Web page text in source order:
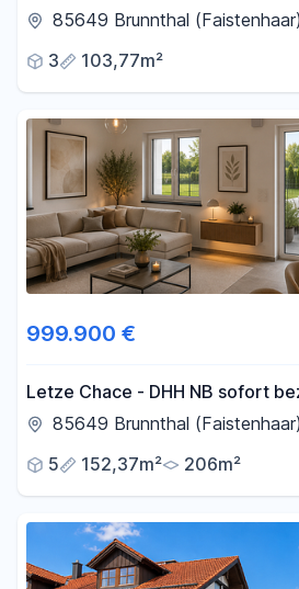
hochwertiger Küche
85649 Brunnthal (Faistenhaar)
3
103,77m²
999.900 €
Letze Chace - DHH NB sofort
Sommer noch genießen auf der
85649 Brunnthal (Faistenhaar)
5
152,37m² 206m²